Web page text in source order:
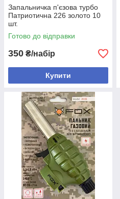
Запальничка п'єзова турбо
Патриотична 226 золото 10
шт.
Готово до відправки
350 ₴/набір
Купити